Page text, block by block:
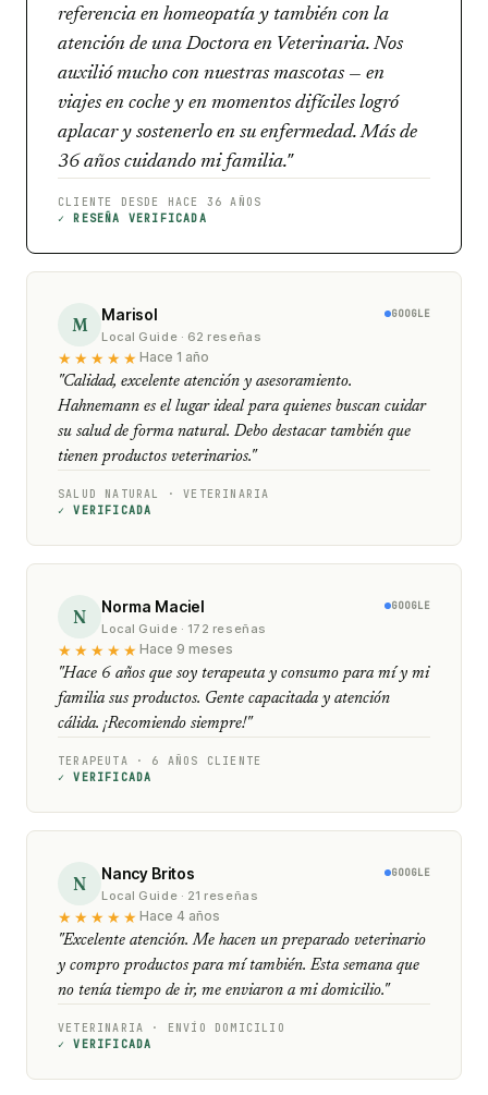
referencia en homeopatía y también con la
atención de una Doctora en Veterinaria. Nos
auxilió mucho con nuestras mascotas — en
viajes en coche y en momentos difíciles logró
aplacar y sostenerlo en su enfermedad. Más de
36 años cuidando mi familia."
CLIENTE DESDE HACE 36 AÑOS
✓ RESEÑA VERIFICADA
M Marisol
Local Guide · 62 reseñas
GOOGLE
★★★★★ Hace 1 año
"Calidad, excelente atención y asesoramiento.
Hahnemann es el lugar ideal para quienes buscan cuidar
su salud de forma natural. Debo destacar también que
tienen productos veterinarios."
SALUD NATURAL · VETERINARIA
✓ VERIFICADA
N Norma Maciel
Local Guide · 172 reseñas
GOOGLE
★★★★★ Hace 9 meses
"Hace 6 años que soy terapeuta y consumo para mí y mi
familia sus productos. Gente capacitada y atención
cálida. ¡Recomiendo siempre!"
TERAPEUTA · 6 AÑOS CLIENTE
✓ VERIFICADA
N Nancy Britos
Local Guide · 21 reseñas
GOOGLE
★★★★★ Hace 4 años
"Excelente atención. Me hacen un preparado veterinario
y compro productos para mí también. Esta semana que
no tenía tiempo de ir, me enviaron a mi domicilio."
VETERINARIA · ENVÍO DOMICILIO
✓ VERIFICADA